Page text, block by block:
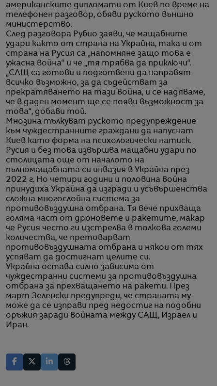
американските дипломати от Киев по време на
телефонен разговор, обяви руското външно
министерство.
След разговора Рубио заяви, че мащабните
удари както от страна на Украйна, така и от
страна на Русия са „напомняне защо това е
ужасна война“ и че „тя трябва да приключи“.
„САЩ са готови и подготвени да направят
всичко възможно, за да съдействат за
прекратяването на тази война, и се надяваме,
че в даден момент ще се появи възможност за
това“, добави той.
Мнозина тълкуват руското предупреждение
към чуждестранните граждани да напуснат
Киев като форма на психологически натиск.
Русия и без това извършва мащабни удари по
столицата още от началото на
пълномащабната си инвазия в Украйна през
2022 г. Но четири години и половина война
принудиха Украйна да изгради и усъвършенства
сложна многослойна система за
противовъздушна отбрана. Тя вече прихваща
голяма част от дроновете и ракетите, макар
че Русия често ги изстрелва в толкова големи
количества, че претоварват
противовъздушната отбрана и някои от тях
успяват да достигнат целите си.
Украйна остава силно зависима от
чуждестранни системи за противовъздушна
отбрана за прехващането на ракети. През
март Зеленски предупреди, че страната му
може да се изправи пред недостиг на подобни
оръжия заради войната между САЩ, Израел и
Иран.